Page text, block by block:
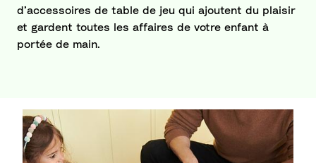
d’accessoires de table de jeu qui ajoutent du plaisir
et gardent toutes les affaires de votre enfant à
portée de main.